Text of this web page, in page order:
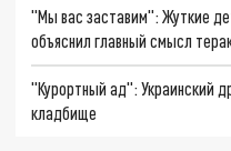
"Мы вас заставим": Жуткие
объяснил главный смысл
"Курортный ад": Украинский
кладбище